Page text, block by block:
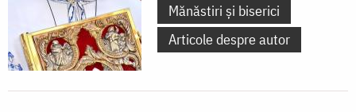
Mănăstiri și biserici
Articole despre autor